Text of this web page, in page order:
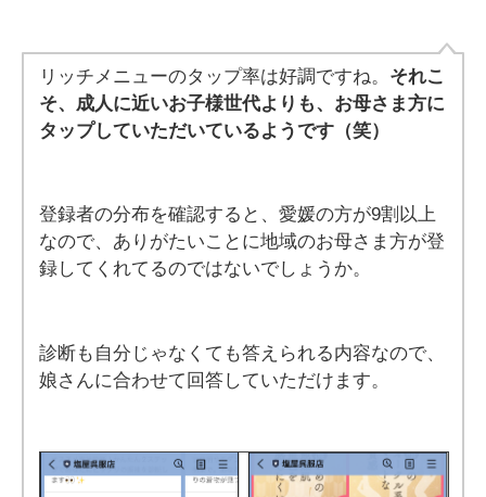
リッチメニューのタップ率は好調ですね。 それこ
そ、成人に近いお子様世代よりも、お母さま方に
タップしていただいているようです（笑）
登録者の分布を確認すると、愛媛の方が9割以上
なので、ありがたいことに地域のお母さま方が登
録してくれてるのではないでしょうか。
診断も自分じゃなくても答えられる内容なので、
娘さんに合わせて回答していただけます。